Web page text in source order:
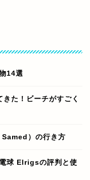
14選
た！ビーチがすごく
）の行き方
球 Elrigsの評判と使